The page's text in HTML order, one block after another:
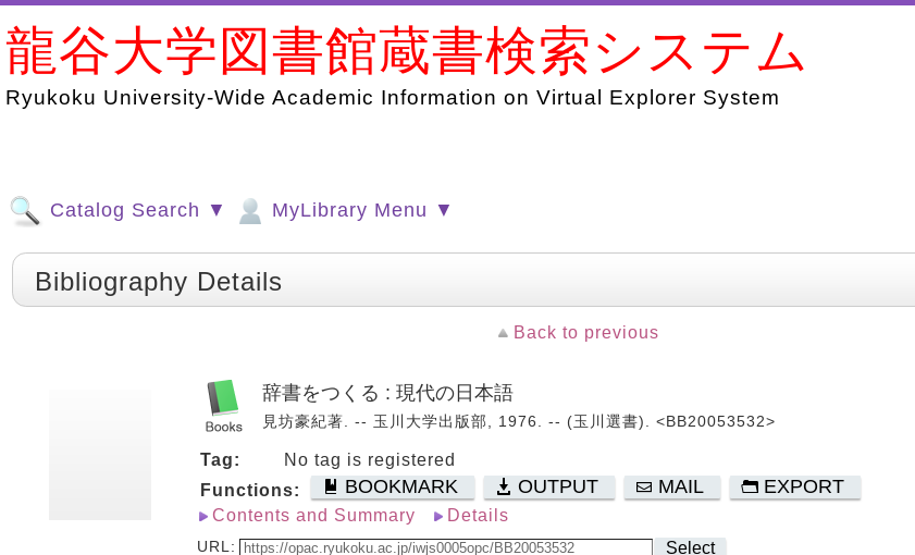
龍谷大学図書館蔵書検索システム
Ryukoku University-Wide Academic Information on Virtual Explorer System
Catalog Search ▼ MyLibrary Menu ▼
Bibliography Details
Back to previous
辞書をつくる : 現代の日本語
見坊豪紀著. -- 玉川大学出版部, 1976. -- (玉川選書). <BB20053532>
Tag:
No tag is registered
Functions:
BOOKMARK OUTPUT MAIL EXPORT
Contents and Summary Details
URL: Select